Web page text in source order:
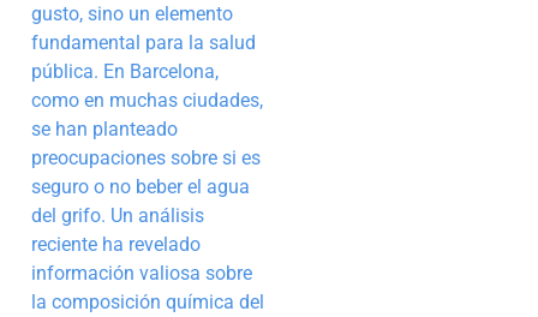
gusto, sino un elemento
fundamental para la salud
pública. En Barcelona,
como en muchas ciudades,
se han planteado
preocupaciones sobre si es
seguro o no beber el agua
del grifo. Un análisis
reciente ha revelado
información valiosa sobre
la composición química del